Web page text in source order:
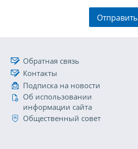
Отправить
Обратная связь
Контакты
Подписка на новости
Об использовании
информации сайта
Общественный совет